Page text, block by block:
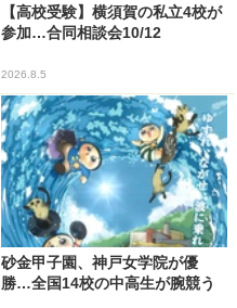
【高校受験】横須賀の私立4校が
参加…合同相談会10/12
2026.8.5
砂金甲子園、神戸女学院が優
勝…全国14校の中高生が腕競う